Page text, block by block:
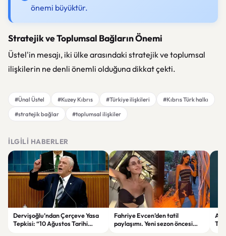
önemi büyüktür.
Stratejik ve Toplumsal Bağların Önemi
Üstel'in mesajı, iki ülke arasındaki stratejik ve toplumsal
ilişkilerin ne denli önemli olduğuna dikkat çekti.
#Ünal Üstel #Kuzey Kıbrıs #Türkiye ilişkileri
#Kıbrıs Türk halkı
#stratejik bağlar
#toplumsal ilişkiler
İLGILI HABERLER
Dervişoğlu’ndan Çerçeve Yasa
Tepkisi: “10 Ağustos Tarihi
Fahriye Evcen’den tatil
paylaşımı. Yeni sezon öncesi